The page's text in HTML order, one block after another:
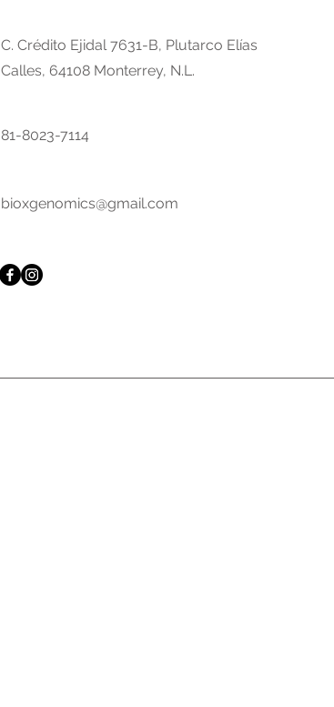
C. Crédito Ejidal 7631-B, Plutarco Elías
Calles, 64108 Monterrey, N.L.
81-8023-7114
bioxgenomics@gmail.com